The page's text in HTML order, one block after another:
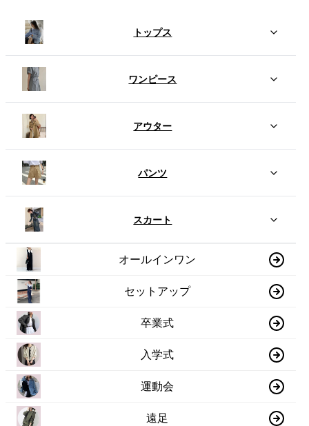
トップス
ワンピース
アウター
パンツ
スカート
オールインワン
セットアップ
卒業式
入学式
運動会
遠足